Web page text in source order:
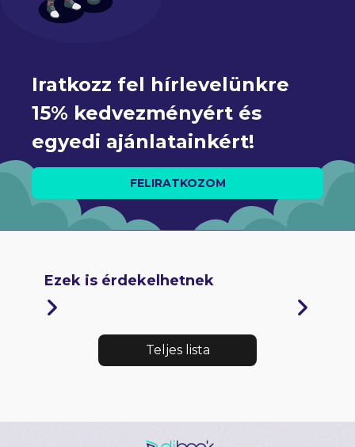
Iratkozz fel hírlevelünkre
15% kedvezményért és
egyedi ajánlatainkért!
FELIRATKOZOM
Ezek is érdekelhetnek
Teljes lista